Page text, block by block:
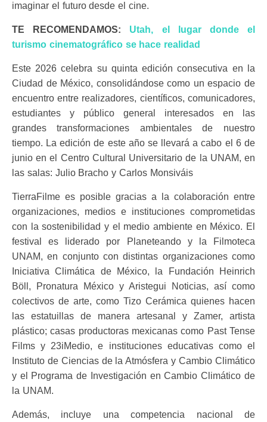
imaginar el futuro desde el cine.
TE RECOMENDAMOS: Utah, el lugar donde el
turismo cinematográfico se hace realidad
Este 2026 celebra su quinta edición consecutiva en la
Ciudad de México, consolidándose como un espacio de
encuentro entre realizadores, científicos, comunicadores,
estudiantes y público general interesados en las
grandes transformaciones ambientales de nuestro
tiempo. La edición de este año se llevará a cabo el 6 de
junio en el Centro Cultural Universitario de la UNAM, en
las salas: Julio Bracho y Carlos Monsiváis
TierraFilme es posible gracias a la colaboración entre
organizaciones, medios e instituciones comprometidas
con la sostenibilidad y el medio ambiente en México. El
festival es liderado por Planeteando y la Filmoteca
UNAM, en conjunto con distintas organizaciones como
Iniciativa Climática de México, la Fundación Heinrich
Böll, Pronatura México y Aristegui Noticias, así como
colectivos de arte, como Tizo Cerámica quienes hacen
las estatuillas de manera artesanal y Zamer, artista
plástico; casas productoras mexicanas como Past Tense
Films y 23iMedio, e instituciones educativas como el
Instituto de Ciencias de la Atmósfera y Cambio Climático
y el Programa de Investigación en Cambio Climático de
la UNAM.
Además, incluye una competencia nacional de